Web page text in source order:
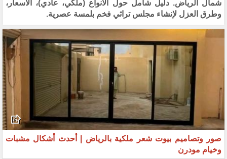
شمال الرياض. دليل شامل حول الأنواع (ملكي، عادي)، الأسعار،
وطرق العزل لإنشاء مجلس تراثي فخم بلمسة عصرية.
صور وتصاميم بيوت شعر ملكية بالرياض | أحدث أشكال مشبات
وخيام مودرن